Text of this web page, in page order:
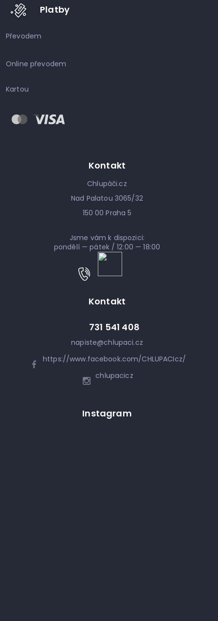
Platby
Převodem
Online převodem
Kartou
Kontakt
Chlupáči.cz
Nad Palatou 3065/32
150 00 Praha 5
Jsme vám k dispozici:
pondělí — pátek / 12:00 — 18:00
Kontakt
napiste@chlupaci.cz
731 541 408
https://www.facebook.com/CHLUPACIcz/
chlupacicz
Instagram